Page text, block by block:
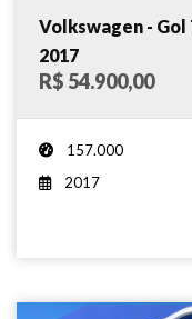
Volkswagen - Gol
2017
R$ 54.900,00
157.000
2017